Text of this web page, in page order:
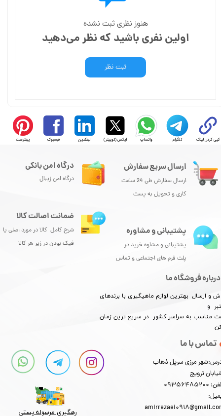
هنوز نظری ثبت نشده
اولین نفری باشید که نظر می‌دهید
ثبت نظر
کپی کردن لینک تلگرام واتساپ ایکس (توییتر) لینکدین فیسبوک پینترست
ارسال سریع سفارش
ارسال سفارش طی 24 ساعت
کاری و تحویل به پست
درباره فروشگاه ما
و ارسال بهترین لوازم ماهیگیری با برندهای
و
مناسب به سراسر کشور در سریع ترین زمان
تماس با ما
مرزی سرپل ذهاب
ترویج
درگاه امن بانکی
درگاه امن زیبال
پشتیبانی و مشاوره
پشتیبانی و مشاوه خرید در
پلت فرم های اجتماعی و تماس
ضمانت اصالت کالا
شرح کامل کالا در مورد اصلی یا
فیک بودن در زیر هر کالا
رهگیری مرسوله پستی​​​​​​​